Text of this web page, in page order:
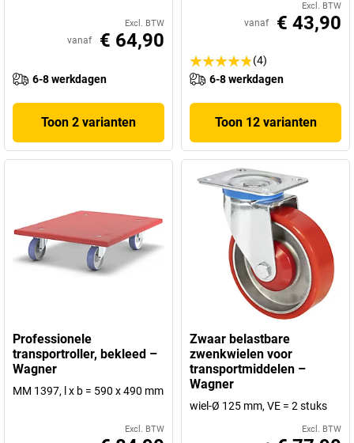
Excl. BTW
vanaf € 64,90
6-8 werkdagen
Toon 2 varianten
Excl. BTW
vanaf € 43,90
(4)
6-8 werkdagen
Toon 12 varianten
Professionele
transportroller, bekleed –
Wagner
MM 1397, l x b = 590 x 490 mm
Excl. BTW
Zwaar belastbare
zwenkwielen voor
transportmiddelen –
Wagner
wiel-Ø 125 mm, VE = 2 stuks
Excl. BTW